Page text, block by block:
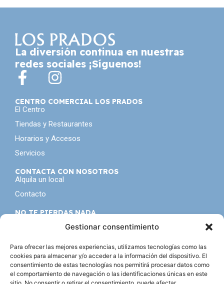
Gestionar consentimiento
Para ofrecer las mejores experiencias, utilizamos tecnologías como las
cookies para almacenar y/o acceder a la información del dispositivo. El
consentimiento de estas tecnologías nos permitirá procesar datos como
el comportamiento de navegación o las identificaciones únicas en este
La diversión continua en nuestras
redes sociales ¡Síguenos!
CENTRO COMERCIAL LOS PRADOS
El Centro
Tiendas y Restaurantes
Horarios y Accesos
Servicios
CONTACTA CON NOSOTROS
Alquila un local
Contacto
NO TE PIERDAS NADA
de todo, inscribete a nuestranewsletter
Acepto la política de privacidad